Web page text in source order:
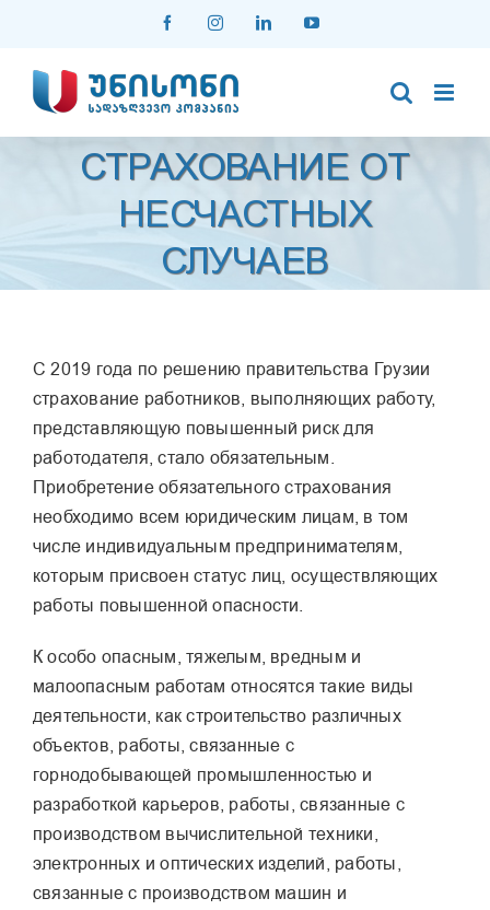
content
FacebookInstagramLinkedInYouTube
СТРАХОВАНИЕ ОТ
НЕСЧАСТНЫХ
СЛУЧАЕВ
С 2019 года по решению правительства Грузии
страхование работников, выполняющих работу,
представляющую повышенный риск для
работодателя, стало обязательным.
Приобретение обязательного страхования
необходимо всем юридическим лицам, в том
числе индивидуальным предпринимателям,
которым присвоен статус лиц, осуществляющих
работы повышенной опасности.
К особо опасным, тяжелым, вредным и
малоопасным работам относятся такие виды
деятельности, как строительство различных
объектов, работы, связанные с
горнодобывающей промышленностью и
разработкой карьеров, работы, связанные с
производством вычислительной техники,
электронных и оптических изделий, работы,
связанные с производством машин и